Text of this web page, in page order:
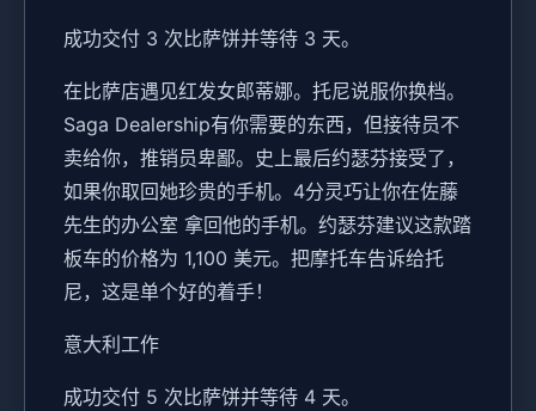
成功交付 3 次比萨饼并等待 3 天。
在比萨店遇见红发女郎蒂娜。托尼说服你换档。
Saga Dealership有你需要的东西，但接待员不
卖给你，推销员卑鄙。史上最后约瑟芬接受了，
如果你取回她珍贵的手机。4分灵巧让你在佐藤
先生的办公室 拿回他的手机。约瑟芬建议这款踏
板车的价格为 1,100 美元。把摩托车告诉给托
尼，这是单个好的着手！
意大利工作
成功交付 5 次比萨饼并等待 4 天。